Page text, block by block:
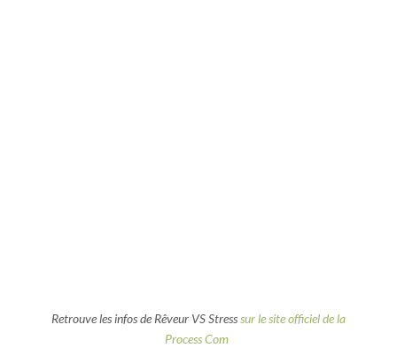
Retrouve les infos de Rêveur VS Stresssur le site officiel de la
Process Com